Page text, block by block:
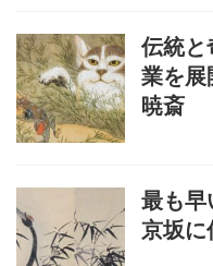
伝統と
業を展
暁斎
最も早
京坂に